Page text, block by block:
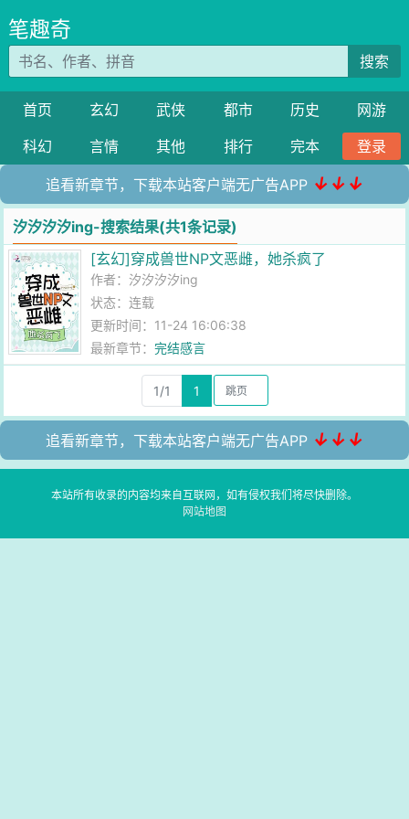
笔趣奇
搜索
首页 玄幻 武侠 都市 历史
网游
科幻
言情 其他 排行 完本 登录
追看新章节，下载本站客户端无广告APP ↓↓↓
汐汐汐汐ing-搜索结果(共1条记录)
[玄幻]穿成兽世NP文恶雌，她杀疯了
作者：汐汐汐汐ing
状态：连载
更新时间：11-24 16:06:38
最新章节：完结感言
1/1 1
追看新章节，下载本站客户端无广告APP ↓↓↓
本站所有收录的内容均来自互联网，如有侵权我们将尽快删除。
网站地图